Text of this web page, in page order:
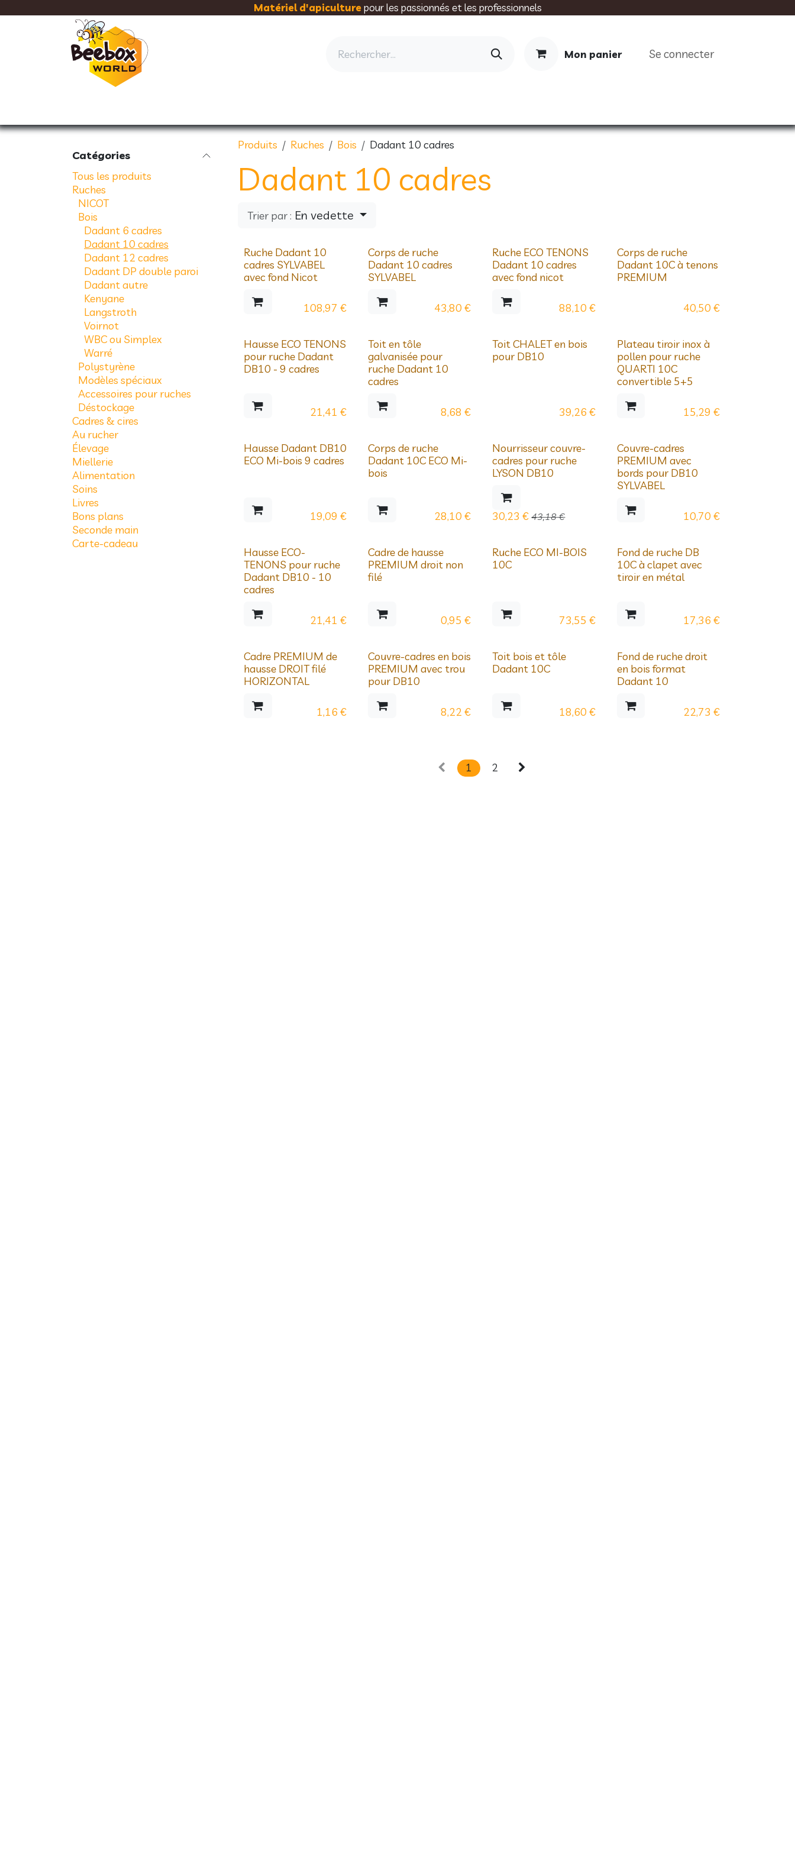
Matériel d'apiculturepour les passionnés et les professionnels
Mon panier Se connecter
Catégories
Tous les produits
Ruches
NICOT
Bois
Dadant 6 cadres
Dadant 10 cadres
Dadant 12 cadres
Dadant DP double paroi
Dadant autre
Kenyane
Langstroth
Voirnot
WBC ou Simplex
Warré
Polystyrène
Modèles spéciaux
Accessoires pour ruches
Déstockage
Cadres & cires
Au rucher
Élevage
Miellerie
Alimentation
Soins
Livres
Bons plans
Seconde main
Carte-cadeau
Produits Ruches Bois Dadant 10 cadres
Dadant 10 cadres
Trier par : En vedette
Nouveau !
Ruche Dadant 10
cadres SYLVABEL
avec fond Nicot
108,97 €
Nouveau !
Corps de ruche
Dadant 10 cadres
SYLVABEL
43,80 €
Prix dégressifs
Ruche ECO TENONS
Dadant 10 cadres
avec fond nicot
88,10 €
Corps de ruche
Dadant 10C à tenons
PREMIUM
40,50 €
Prix dégressifs
Hausse ECO TENONS
pour ruche Dadant
DB10 - 9 cadres
21,41 €
Prix dégressifs
Toit en tôle
galvanisée pour
ruche Dadant 10
cadres
8,68 €
Prix dégressifs
Toit CHALET en bois
pour DB10
39,26 €
Plateau tiroir inox à
pollen pour ruche
QUARTI 10C
convertible 5+5
15,29 €
Prix dégressifs
Hausse Dadant DB10
ECO Mi-bois 9 cadres
19,09 €
Prix dégressifs
Corps de ruche
Dadant 10C ECO Mi-
bois
28,10 €
Déstockage
Nourrisseur couvre-
cadres pour ruche
LYSON DB10
30,23 € 43,18€
Prix dégressifs
Couvre-cadres
PREMIUM avec
bords pour DB10
SYLVABEL
10,70 €
Prix dégressifs
Hausse ECO-
TENONS pour ruche
Dadant DB10 - 10
cadres
21,41 €
Prix dégressifs
Cadre de hausse
PREMIUM droit non
filé
0,95 €
Prix dégressifs
Ruche ECO MI-BOIS
10C
73,55 €
Prix dégressifs
Fond de ruche DB
10C à clapet avec
tiroir en métal
17,36 €
Prix dégressifs
Cadre PREMIUM de
hausse DROIT filé
HORIZONTAL
1,16 €
Prix dégressifs
Couvre-cadres en bois
PREMIUM avec trou
pour DB10
8,22 €
Prix dégressifs
Toit bois et tôle
Dadant 10C
18,60 €
Prix dégressifs
Fond de ruche droit
en bois format
Dadant 10
22,73 €
1 2